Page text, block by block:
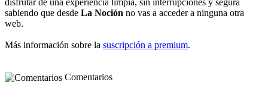
sabiendo que desde La Noción no vas a acceder a ninguna otra
web.
Más información sobre la suscripción a premium.
Comentarios